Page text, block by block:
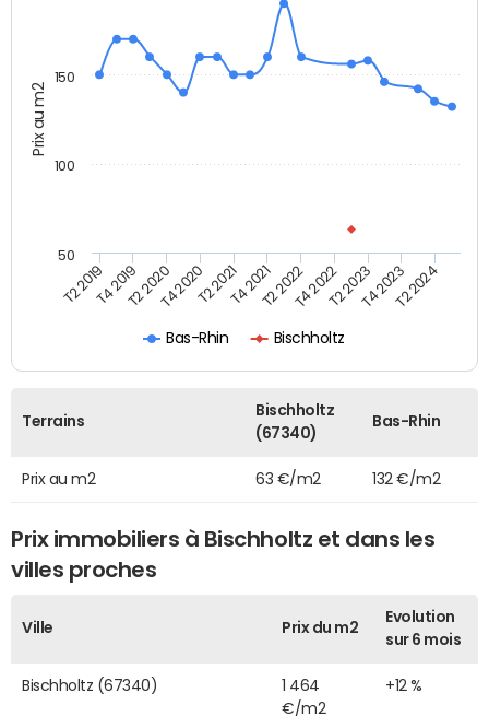
Prix au m2
Bas-Rhin Bischholtz
T2 2019T4 2019T2 2020T4 2020T2 2021T4 2021T2 2022T4 2022T2 2023T4 2023T2 2024
50
100
150
Terrains
Bischholtz
(67340)
Bas-Rhin
Prix au m2 63 €/m2 132 €/m2
Prix immobiliers à Bischholtz et dans les
villes proches
Ville Prix du m2
Evolution
sur 6 mois
Bischholtz (67340)
1 464
€/m2
+12 %